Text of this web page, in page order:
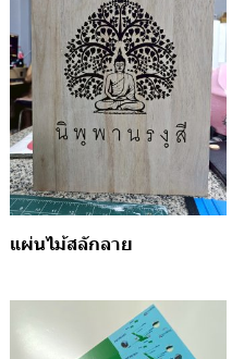
แผ่นไม้สลักลาย